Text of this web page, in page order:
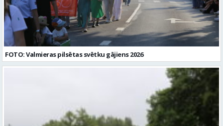
FOTO: Valmieras pilsētas svētku gājiens 2026